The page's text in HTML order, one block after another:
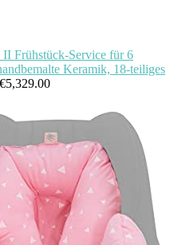
Frühstück-Service für 6
Keramik, 18-teiliges
€5,329.00